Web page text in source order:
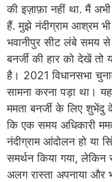
की इज़ाफ़ा नहीं था. मैं
हैं. मुझे नंदीग्राम आश्रम
भवानीपुर सीट लंबे समय
बनर्जी की हार को देखें
है। 2021 विधानसभा
सामना करना पड़ा था।
ममता बनर्जी के लिए शुभेंदु
कि एक समय अधिकारी
नंदीग्राम आंदोलन हो या
समर्थन किया गया,
अलग रास्ता अपनाया और